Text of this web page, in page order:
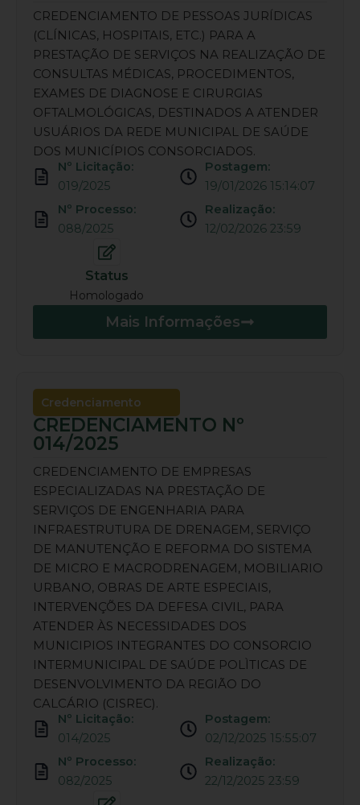
CREDENCIAMENTO DE PESSOAS JURÍDICAS
(CLÍNICAS, HOSPITAIS, ETC.) PARA A
PRESTAÇÃO DE SERVIÇOS NA REALIZAÇÃO DE
CONSULTAS MÉDICAS, PROCEDIMENTOS,
EXAMES DE DIAGNOSE E CIRURGIAS
OFTALMOLÓGICAS, DESTINADOS A ATENDER
USUÁRIOS DA REDE MUNICIPAL DE SAÚDE
DOS MUNICÍPIOS CONSORCIADOS.
Nº Licitação:
019/2025
Nº Processo:
088/2025
Postagem:
19/01/2026 15:14:07
Realização:
12/02/2026 23:59
Status
Homologado
Mais Informações
Credenciamento
CREDENCIAMENTO Nº
014/2025
CREDENCIAMENTO DE EMPRESAS
ESPECIALIZADAS NA PRESTAÇÃO DE
SERVIÇOS DE ENGENHARIA PARA
INFRAESTRUTURA DE DRENAGEM, SERVIÇO
DE MANUTENÇÃO E REFORMA DO SISTEMA
DE MICRO E MACRODRENAGEM, MOBILIARIO
URBANO, OBRAS DE ARTE ESPECIAIS,
INTERVENÇÕES DA DEFESA CIVIL, PARA
ATENDER ÀS NECESSIDADES DOS
MUNICIPIOS INTEGRANTES DO CONSORCIO
INTERMUNICIPAL DE SAÚDE POLÌTICAS DE
DESENVOLVIMENTO DA REGIÃO DO
CALCÁRIO (CISREC).
Nº Licitação:
014/2025
Nº Processo:
082/2025
Postagem:
02/12/2025 15:55:07
Realização:
22/12/2025 23:59